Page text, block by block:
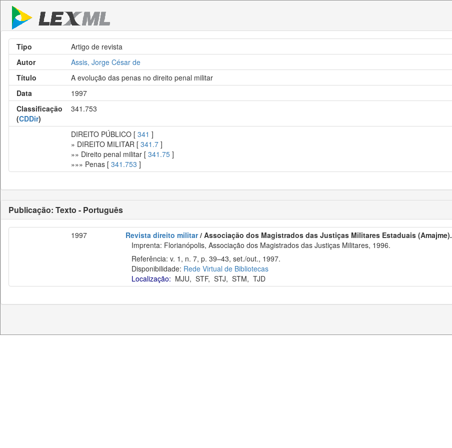
Tipo
Artigo de revista
Autor
Assis, Jorge César de
Título
A evolução das penas no direito penal militar
Data
1997
Classificação
(CDDir)
341.753
DIREITO PÚBLICO [ 341 ]
» DIREITO MILITAR [ 341.7 ]
»» Direito penal militar [ 341.75 ]
»»» Penas [ 341.753 ]
Publicação: Texto - Português
1997 Revista direito militar/ Associação dos Magistrados das Justiças Militares Estaduais (Amajme).
Imprenta: Florianópolis, Associação dos Magistrados das Justiças Militares, 1996.
Referência: v. 1, n. 7, p. 39–43, set./out., 1997.
Disponibilidade: Rede Virtual de Bibliotecas
Localização: MJU, STF, STJ, STM, TJD